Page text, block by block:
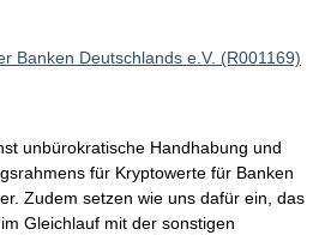
Banken Deutschlands e.V. (R001169)
unbürokratische Handhabung und
für Kryptowerte für Banken
Zudem setzen wie uns dafür ein, das
Gleichlauf mit der sonstigen